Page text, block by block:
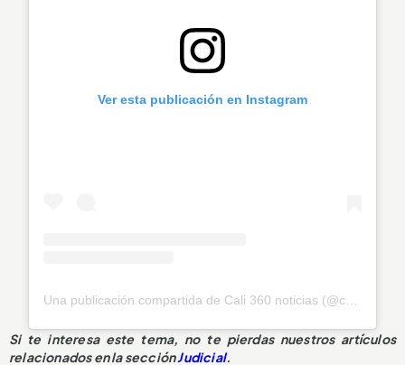
Ver esta publicación en Instagram
Una publicación compartida de Cali 360 noticias (@cali_360_noticias)
Si te interesa este tema, no te pierdas nuestros artículos
relacionados en la secciónJudicial.